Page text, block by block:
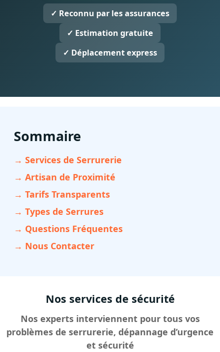
✓ Reconnu par les assurances
✓ Estimation gratuite
✓ Déplacement express
Sommaire
→ Services de Serrurerie
→ Artisan de Proximité
→ Tarifs Transparents
→ Types de Serrures
→ Questions Fréquentes
→ Nous Contacter
Nos services de sécurité
Nos experts interviennent pour tous vos
problèmes de serrurerie, dépannage d’urgence
et sécurité